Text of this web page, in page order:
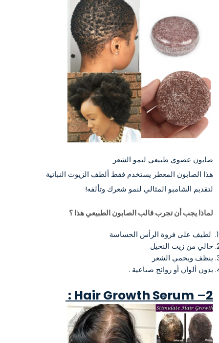
صابون عضوي طبيعي لنمو الشعر
هذا الصابون المعطر يستخدم فقط ألطف الزيوت النباتية
لتقديم الشامبو المثالي لنمو شعرك وتألقه!
لماذا يجب أن تجرب قالب الصابون الطبيعي هذا ؟
لطيف على فروة الرأس الحساسة
خالي من زيت النخيل
ينظف ويحمي الشعر
بدون ألوان أو روائح صناعية .
2
–
Hair Growth Serum :